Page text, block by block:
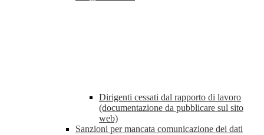
Dirigenti cessati dal rapporto di lavoro
(documentazione da pubblicare sul sito
web)
Sanzioni per mancata comunicazione dei dati